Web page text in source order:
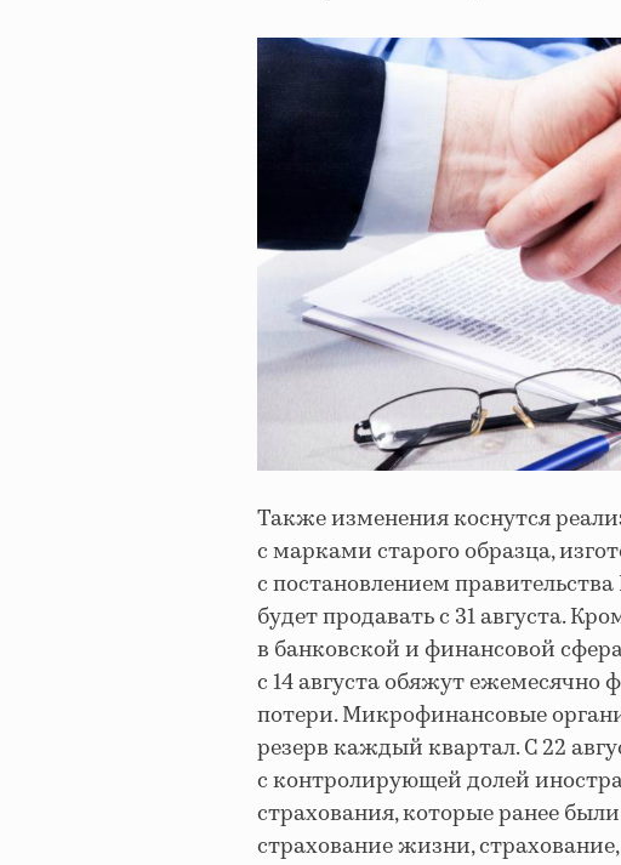
Также изменения коснутся
с марками старого образца,
с постановлением
будет продавать с 31 августа.
в банковской и финансовой
с 14 августа обяжут
потери. Микрофинансовые
резерв каждый квартал.​ С 22
с контролирующей долей
страхования, которые ранее
страхование жизни,